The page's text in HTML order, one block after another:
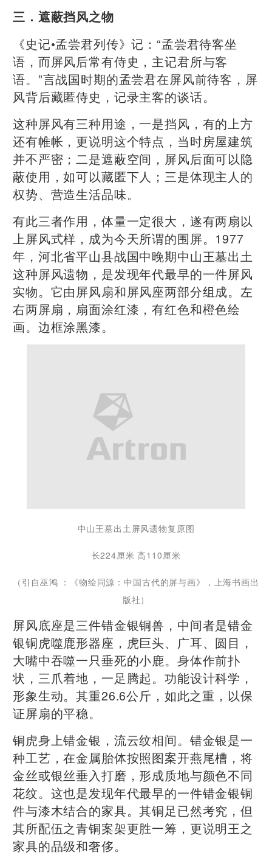
三．遮蔽挡风之物
《史记•孟尝君列传》记：“孟尝君待客坐
语，而屏风后常有侍史，主记君所与客
语。”言战国时期的孟尝君在屏风前待客，屏
风背后藏匿侍史，记录主客的谈话。
这种屏风有三种用途，一是挡风，有的上方
还有帷帐，更说明这个特点，当时房屋建筑
并不严密；二是遮蔽空间，屏风后面可以隐
蔽使用，如可以藏匿下人；三是体现主人的
权势、营造生活品味。
有此三者作用，体量一定很大，遂有两扇以
上屏风式样，成为今天所谓的围屏。1977
年，河北省平山县战国中晚期中山王墓出土
这种屏风遗物，是发现年代最早的一件屏风
实物。它由屏风扇和屏风座两部分组成。左
右两屏扇，扇面涂红漆，有红色和橙色绘
画。边框涂黑漆。
中山王墓出土屏风遗物复原图
长224厘米 高110厘米
（引自巫鸿 ：《物绘同源：中国古代的屏与画》，上海书画出
版社）
屏风底座是三件错金银铜兽，中间者是错金
银铜虎噬鹿形器座，虎巨头、广耳、圆目，
大嘴中吞噬一只垂死的小鹿。身体作前扑
状，三爪着地，一足腾起。功能设计科学，
形象生动。其重26.6公斤，如此之重，以保
证屏扇的平稳。
铜虎身上错金银，流云纹相间。错金银是一
种工艺，在金属胎体按照图案开燕尾槽，将
金丝或银丝垂入打磨，形成质地与颜色不同
花纹。这也是发现年代最早的一件错金银铜
件与漆木结合的家具。其铜足已然考究，但
其所配伍之青铜案架更胜一筹，更说明王之
家具的品级和奢侈。